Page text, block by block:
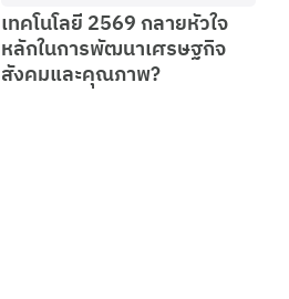
เทคโนโลยี 2569 กลายหัวใจ
หลักในการพัฒนาเศรษฐกิจ
สังคมและคุณภาพ?